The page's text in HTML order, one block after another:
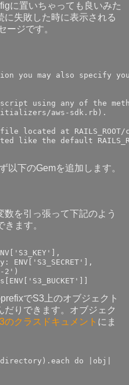
に置いちゃっても良いみた
に失敗した時に表示される
ージです。
you may also specify
using any of the
aws-sdk.rb).
located at RAILS_ROOT/
like the default
以下のGemを追加します。
を引っ張って下記のよう
ます。
ENV['S3_SECRET'],
2')
でS3上のオブジェクト
だりできます。オブジェク
のクラスドキュメント にま
do |obj|